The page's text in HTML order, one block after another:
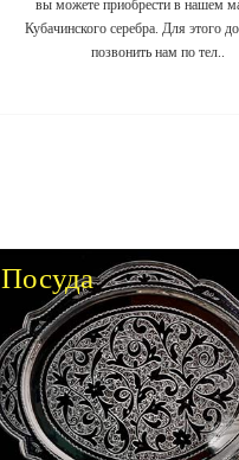
вы можете приобрести в нашем
Кубачинского серебра. Для этого
позвонить нам по тел..
Посуда